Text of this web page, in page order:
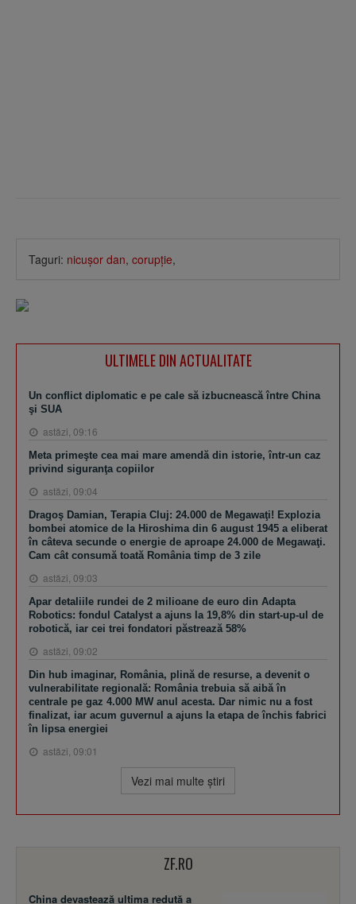
Taguri: nicuşor dan, corupţie,
ULTIMELE DIN ACTUALITATE
Un conflict diplomatic e pe cale să izbucnească între China
şi SUA
astăzi, 09:16
Meta primeşte cea mai mare amendă din istorie, într-un caz
privind siguranţa copiilor
astăzi, 09:04
Dragoş Damian, Terapia Cluj: 24.000 de Megawaţi! Explozia
bombei atomice de la Hiroshima din 6 august 1945 a eliberat
în câteva secunde o energie de aproape 24.000 de Megawaţi.
Cam cât consumă toată România timp de 3 zile
astăzi, 09:03
Apar detaliile rundei de 2 milioane de euro din Adapta
Robotics: fondul Catalyst a ajuns la 19,8% din start-up-ul de
robotică, iar cei trei fondatori păstrează 58%
astăzi, 09:02
Din hub imaginar, România, plină de resurse, a devenit o
vulnerabilitate regională: România trebuia să aibă în
centrale pe gaz 4.000 MW anul acesta. Dar nimic nu a fost
finalizat, iar acum guvernul a ajuns la etapa de închis fabrici
în lipsa energiei
astăzi, 09:01
Vezi mai multe ştiri
ZF.RO
China devastează ultima redută a